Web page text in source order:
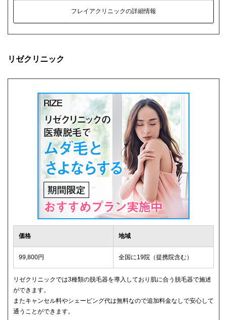
フレイアクリニックの詳細情報
リゼクリニック
価格 地域
99,800円 全国に19院（提携院含む）
リゼクリニックでは3種類の脱毛器を導入しており肌に合う脱毛器で施述
ができます。
またキャンセル料やシェービング代は無料なので追加料金なしで安心して
通うことができます。